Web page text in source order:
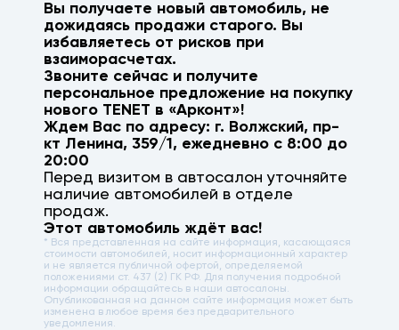
Вы получаете новый автомобиль, не
дожидаясь продажи старого. Вы
избавляетесь от рисков при
взаиморасчетах.
Звоните сейчас и получите
персональное предложение на покупку
нового TENET в «Арконт»!
Ждем Вас по адресу: г. Волжский, пр-
кт Ленина, 359/1 , ежедневно с 8:00 до
20:00
Перед визитом в автосалон уточняйте
наличие автомобилей в отделе
продаж.
Этот автомобиль ждёт вас!
* Вся представленная на сайте информация, касающаяся
стоимости автомобилей, носит информационный характер
и не является публичной офертой, определяемой
положениями ст. 437 (2) ГК РФ. Для получения подробной
информации обращайтесь в наши автосалоны.
Опубликованная на данном сайте информация может быть
изменена в любое время без предварительного
уведомления.